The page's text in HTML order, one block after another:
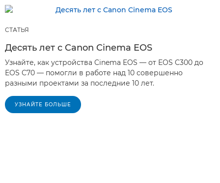
СТАТЬЯ
Десять лет с Canon Cinema EOS
Узнайте, как устройства Cinema EOS — от EOS C300 до
EOS C70 — помогли в работе над 10 совершенно
разными проектами за последние 10 лет.
УЗНАЙТЕ БОЛЬШЕ